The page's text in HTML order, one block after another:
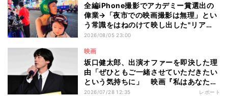
全編iPhone撮影でアカデミー賞選出の
偉業→「夜市での映画撮影は無理」とい
う常識をはねのけて映し出した"リア
ル"とは――ツォウ監督が語る映画『左
2026/08/05 23:00
映画
坂口健太郎、出演オファーを即決した理
由「ぜひともご一緒させていただきたい
という気持ちに」 映画『私はあなたを
知らない、』完成披露舞台挨拶
2026/07/28 12:35 レポート